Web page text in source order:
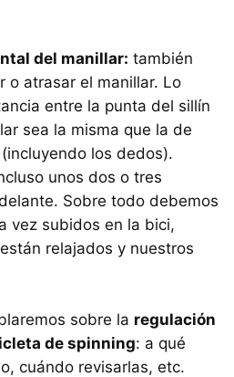
del manillar: también
o atrasar el manillar. Lo
entre la punta del sillín
sea la misma que la de
los dedos).
unos dos o tres
Sobre todo debemos
vez subidos en la bici,
relajados y nuestros
sobre la regulación
de spinning: a qué
cuándo revisarlas, etc.